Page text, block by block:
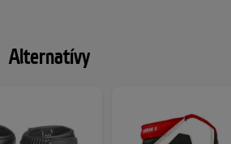
Alternatívy